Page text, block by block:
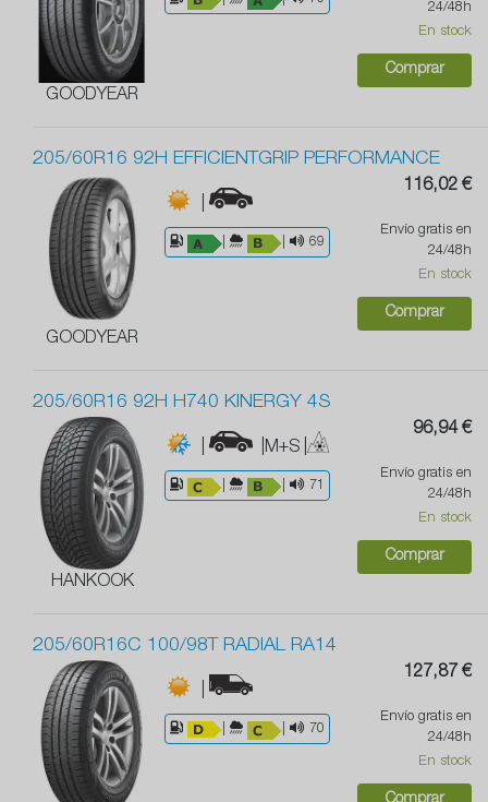
GOODYEAR
24/48h
En stock
Comprar
205/60R16 92H EFFICIENTGRIP PERFORMANCE
GOODYEAR
|
69
116,02 €
Envío gratis en
24/48h
En stock
Comprar
205/60R16 92H H740 KINERGY 4S
HANKOOK
| |M+S |
71
96,94 €
Envío gratis en
24/48h
En stock
Comprar
205/60R16C 100/98T RADIAL RA14
|
70
127,87 €
Envío gratis en
24/48h
En stock